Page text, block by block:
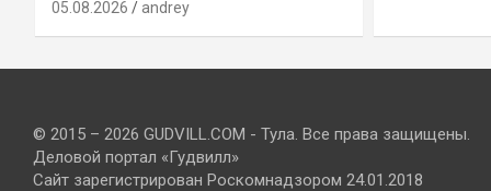
05.08.2026 andrey
© 2015 – 2026 GUDVILL.COM - Тула. Все права защищены.
Деловой портал «Гудвилл»
Сайт зарегистрирован Роскомнадзором 24.01.2018